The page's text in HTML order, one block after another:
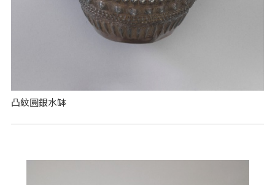
凸紋圓銀水缽